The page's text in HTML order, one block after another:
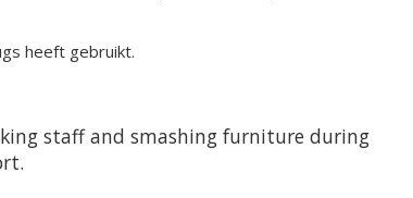
heeft gebruikt.
staff and smashing furniture during